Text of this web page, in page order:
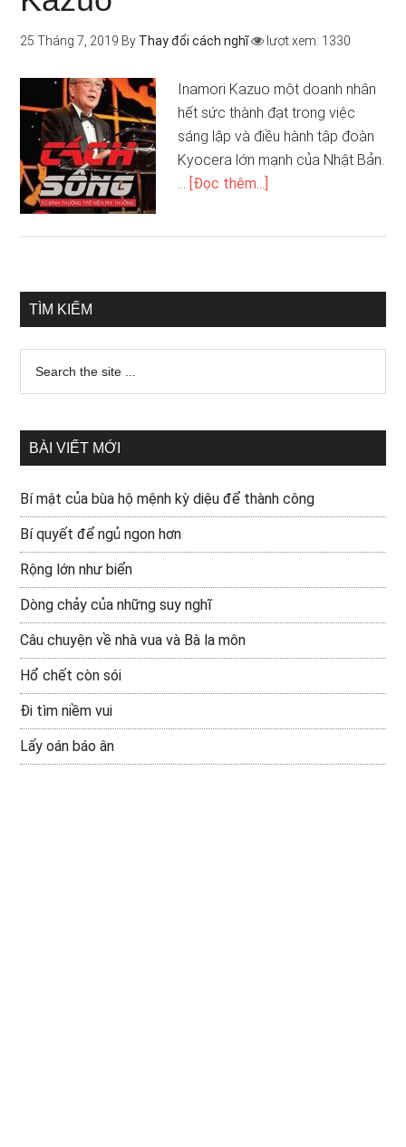
25 Tháng 7, 2019 By Thay đổi cách nghĩ lượt xem: 1330
Inamori Kazuo một doanh nhân
hết sức thành đạt trong việc
sáng lập và điều hành tập đoàn
Kyocera lớn mạnh của Nhật Bản.
… [Đọc thêm...]
TÌM KIẾM
BÀI VIẾT MỚI
Bí mật của bùa hộ mệnh kỳ diệu để thành công
Bí quyết để ngủ ngon hơn
Rộng lớn như biển
Dòng chảy của những suy nghĩ
Câu chuyện về nhà vua và Bà la môn
Hổ chết còn sói
Đi tìm niềm vui
Lấy oán báo ân